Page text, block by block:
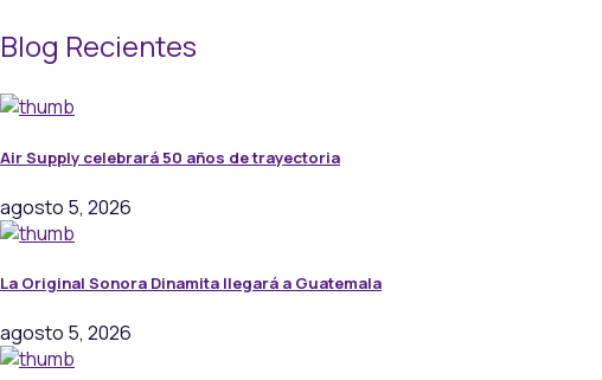
Blog Recientes
Air Supply celebrará 50 años de trayectoria
agosto 5, 2026
La Original Sonora Dinamita llegará a Guatemala
agosto 5, 2026